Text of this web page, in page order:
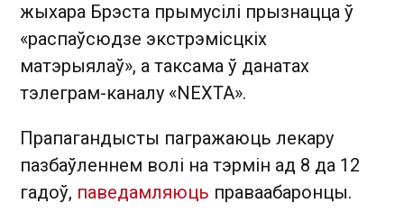
жыхара Брэста прымусілі прызнацца ў
«распаўсюдзе экстрэмісцкіх
матэрыялаў», а таксама ў данатах
тэлеграм-каналу «NEXTA».
Прапагандысты пагражаюць лекару
пазбаўленнем волі на тэрмін ад 8 да 12
гадоў, паведамляюць праваабаронцы.